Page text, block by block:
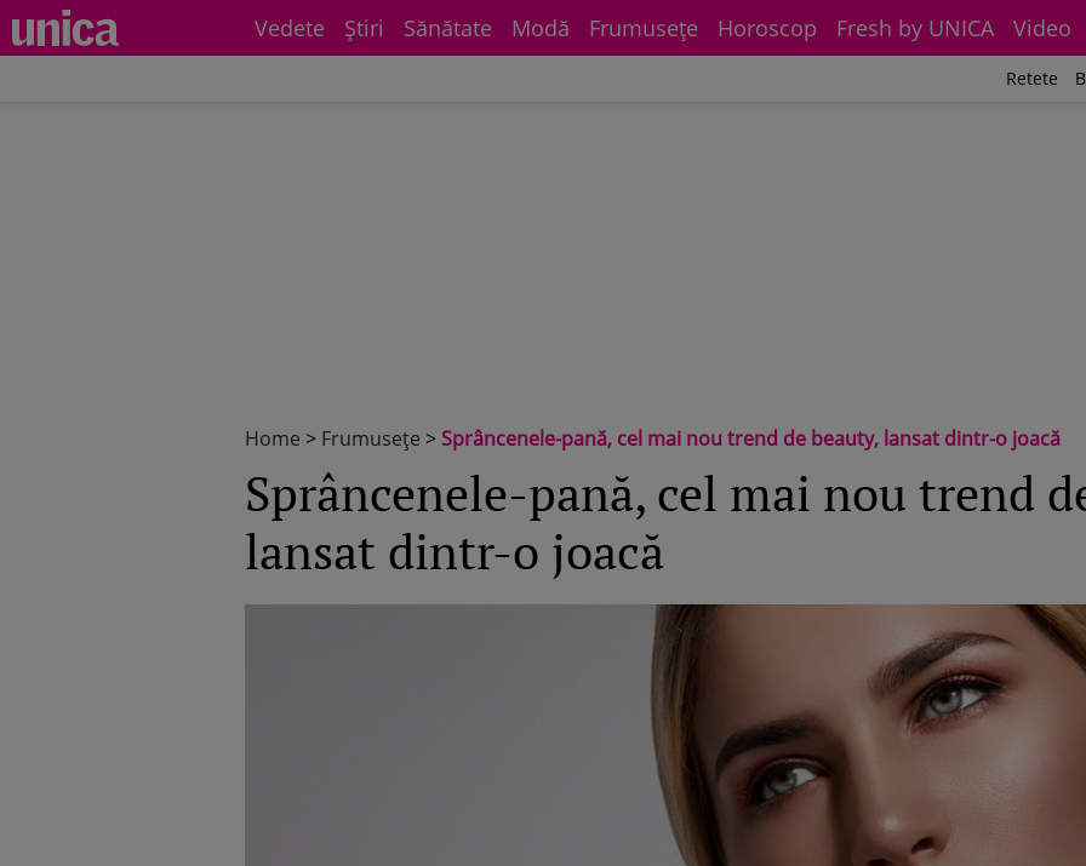
Vedete Știri Sănătate Modă Frumuseţe Horoscop Fresh by UNICA Video
Retete
Home > Frumuseţe > Sprâncenele-pană, cel mai nou trend de beauty, lansat dintr-o joacă
Sprâncenele-pană, cel mai nou trend
lansat dintr-o joacă